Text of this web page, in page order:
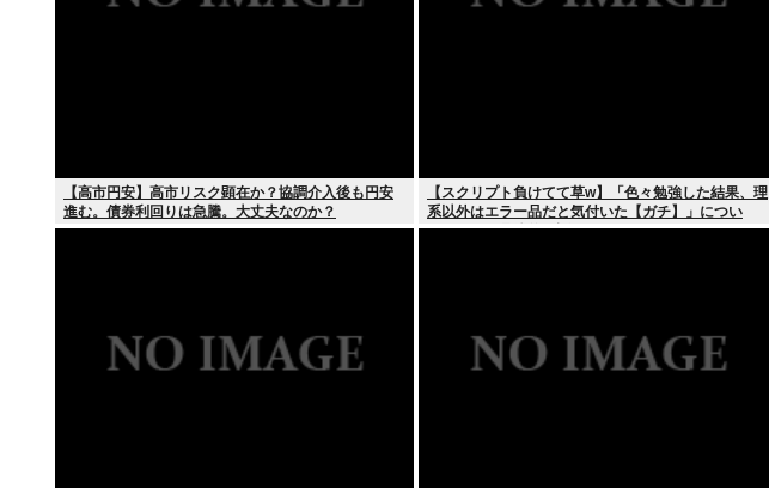
【高市円安】高市リスク顕在か？協調介入後も円安
進む。債券利回りは急騰。大丈夫なのか？
【スクリプト負けてて草w】「色々勉強した結果、理
系以外はエラー品だと気付いた【ガチ】」につい
て、もっと具体的に話そうか